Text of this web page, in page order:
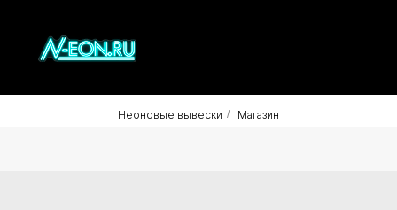
Неоновые вывески / Магазин